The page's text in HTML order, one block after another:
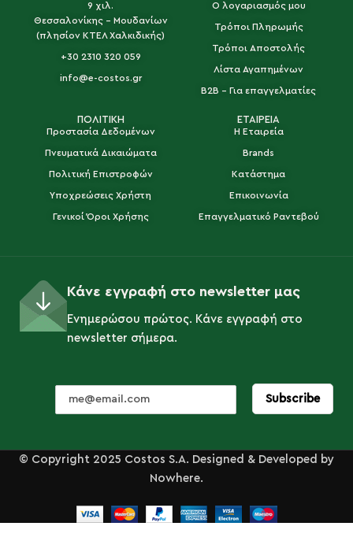
9 χιλ.
Θεσσαλονίκης - Μουδανίων
(πλησίον ΚΤΕΛ Χαλκιδικής)
+30 2310 320 059
info@e-costos.gr
Ο λογαριασμός μου
Τρόποι Πληρωμής
Τρόποι Αποστολής
Λίστα Αγαπημένων
B2B - Για επαγγελματίες
ΠΟΛΙΤΙΚΗ
Προστασία Δεδομένων
Πνευματικά Δικαιώματα
Πολιτική Επιστροφών
Υποχρεώσεις Χρήστη
Γενικοί Όροι Χρήσης
ΕΤΑΙΡΕΙΑ
Η Εταιρεία
Brands
Κατάστημα
Επικοινωνία
Επαγγελματικό Ραντεβού
Κάνε εγγραφή στο newsletter μας
Ενημερώσου πρώτος. Κάνε εγγραφή στο
newsletter σήμερα.
© Copyright 2025 Costos S.A. Designed & Developed by
Nowhere.